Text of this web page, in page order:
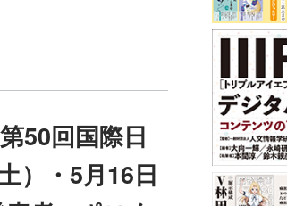
50回国際日
）・5月16日